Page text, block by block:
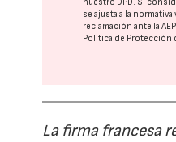
nuestro DPD. Si
se ajusta a la
reclamación ante la
Política de Protección
La firma francesa